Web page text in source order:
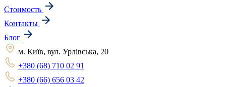
Стоимость
Контакты
Блог
м. Київ, вул. Урлівська, 20
+380 (68) 710 02 91
+380 (66) 656 03 42